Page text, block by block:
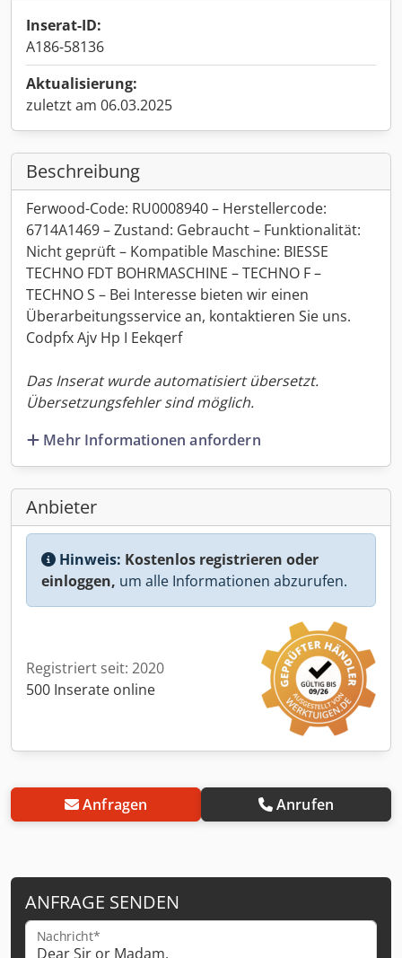
Inserat-ID:
A186-58136
Aktualisierung:
zuletzt am 06.03.2025
Beschreibung
Ferwood-Code: RU0008940 – Herstellercode:
6714A1469 – Zustand: Gebraucht – Funktionalität:
Nicht geprüft – Kompatible Maschine: BIESSE
TECHNO FDT BOHRMASCHINE – TECHNO F –
TECHNO S – Bei Interesse bieten wir einen
Überarbeitungsservice an, kontaktieren Sie uns.
Codpfx Ajv Hp I Eekqerf
Das Inserat wurde automatisiert übersetzt.
Übersetzungsfehler sind möglich.
Mehr Informationen anfordern
Anbieter
Hinweis: Kostenlos registrieren oder
einloggen, um alle Informationen abzurufen.
Registriert seit: 2020
500 Inserate online
Anfragen Anrufen
ANFRAGE SENDEN
Nachricht*